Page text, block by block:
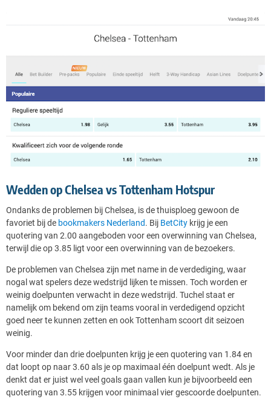
Wedden op Chelsea vs Tottenham Hotspur
Ondanks de problemen bij Chelsea, is de thuisploeg gewoon de
favoriet bij de bookmakers Nederland. Bij BetCity krijg je een
quotering van 2.00 aangeboden voor een overwinning van Chelsea,
terwijl die op 3.85 ligt voor een overwinning van de bezoekers.
De problemen van Chelsea zijn met name in de verdediging, waar
nogal wat spelers deze wedstrijd lijken te missen. Toch worden er
weinig doelpunten verwacht in deze wedstrijd. Tuchel staat er
namelijk om bekend om zijn teams vooral in verdedigend opzicht
goed neer te kunnen zetten en ook Tottenham scoort dit seizoen
weinig.
Voor minder dan drie doelpunten krijg je een quotering van 1.84 en
dat loopt op naar 3.60 als je op maximaal één doelpunt wedt. Als je
denkt dat er juist wel veel goals gaan vallen kun je bijvoorbeeld een
quotering van 3.55 krijgen voor minimaal vier gescoorde doelpunten.